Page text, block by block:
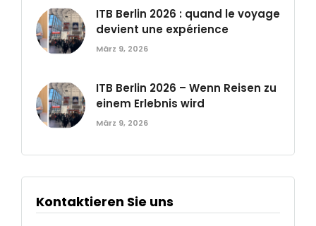
ITB Berlin 2026 : quand le voyage
devient une expérience
März 9, 2026
ITB Berlin 2026 – Wenn Reisen zu
einem Erlebnis wird
März 9, 2026
Kontaktieren Sie uns